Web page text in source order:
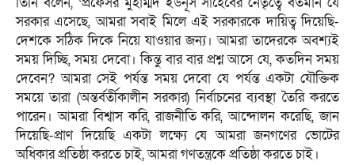
সরকার এসেছে, আমরা সবাই মিলে এই সরকারকে দায়িত্ব দিয়েছি-
দেশকে সঠিক দিকে নিয়ে যাওয়ার জন্য। আমরা তাদেরকে অবশ্যই
সময় দিচ্ছি, সময় দেবো। কিন্তু বার বার প্রশ্ন আসে যে, কতদিন সময়
দেবেন? আমরা সেই পর্যন্ত সময় দেবো যে পর্যন্ত একটা যৌক্তিক
সময়ে তারা (অন্তর্বর্তীকালীন সরকার) নির্বাচনের ব্যবস্থা তৈরি করতে
পারেন। আমরা বিশ্বাস করি, রাজনীতি করি, আন্দোলন করেছি, জান
দিয়েছি-প্রাণ দিয়েছি একটা লক্ষ্যে যে আমরা জনগণের ভোটের
অধিকার প্রতিষ্ঠা করতে চাই, আমরা গণতন্ত্রকে প্রতিষ্ঠা করতে চাই।